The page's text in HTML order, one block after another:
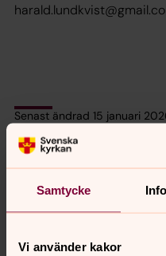
Samtycke
Vi använder kakor
Senast ändrad 15 januari
Synpunkter eller
innehåll?